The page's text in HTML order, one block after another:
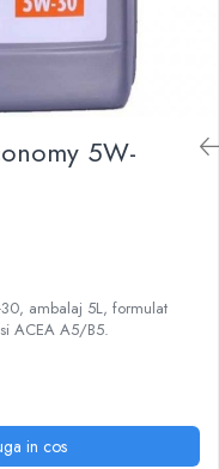
5W-
ambalaj 5L, formulat
ACEA A5/B5.
in cos